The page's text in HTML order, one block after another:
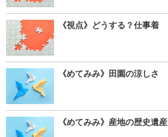
《視点》どうする？仕事着
《めてみみ》田園の涼しさ
《めてみみ》産地の歴史遺産